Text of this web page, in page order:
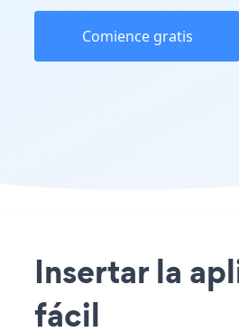
Comience gratis
Insertar la
fácil